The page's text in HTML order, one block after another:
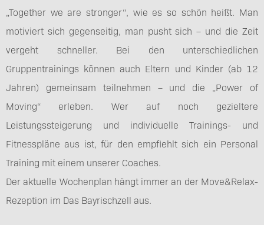
„Together we are stronger“, wie es so schön heißt. Man
motiviert sich gegenseitig, man pusht sich – und die Zeit
vergeht schneller. Bei den unterschiedlichen
Gruppentrainings können auch Eltern und Kinder (ab 12
Jahren) gemeinsam teilnehmen – und die „Power of
Moving“ erleben. Wer auf noch gezieltere
Leistungssteigerung und individuelle Trainings- und
Fitnesspläne aus ist, für den empfiehlt sich ein Personal
Training mit einem unserer Coaches.
Der aktuelle Wochenplan hängt immer an der Move&Relax-
Rezeption im Das Bayrischzell aus.